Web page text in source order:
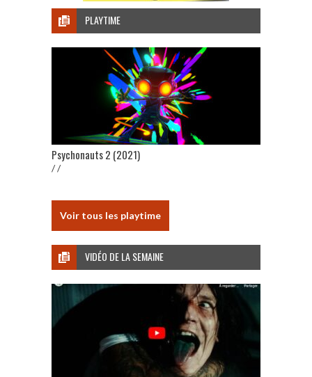
PLAYTIME
Psychonauts 2 (2021)
/ /
Voir tous les playtime
VIDÉO DE LA SEMAINE